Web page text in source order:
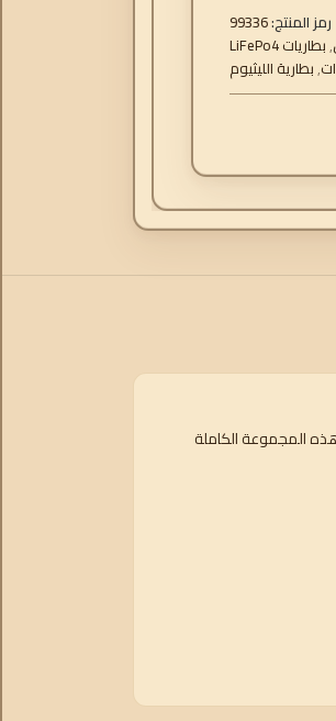
رمز المنتج:99336
,بطاريات LiFePo4
,بطارية الليثيوم
المجموعة الكاملة